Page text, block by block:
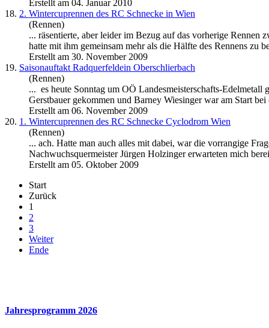
Erstellt am 04. Januar 2010
18. 2. Wintercuprennen des RC Schnecke in Wien
(Rennen)
... räsentierte, aber leider im Bezug auf das vorherige Rennen
hatte mit ihm gemeinsam mehr als die Hälfte des Rennens zu
Erstellt am 30. November 2009
19. Saisonauftakt Radquerfeldein Oberschlierbach
(Rennen)
... es heute Sonntag um OÖ Landesmeisterschafts-
Gerstbauer gekommen und Barney Wiesinger war am Start
Erstellt am 06. November 2009
20. 1. Wintercuprennen des RC Schnecke Cyclodrom Wien
(Rennen)
... ach. Hatte man auch alles mit dabei, war die vorrangige
Nachwuchsquermeister Jürgen Holzinger erwarteten mich
Erstellt am 05. Oktober 2009
Start
Zurück
1
2
3
Weiter
Ende
Jahresprogramm 2026